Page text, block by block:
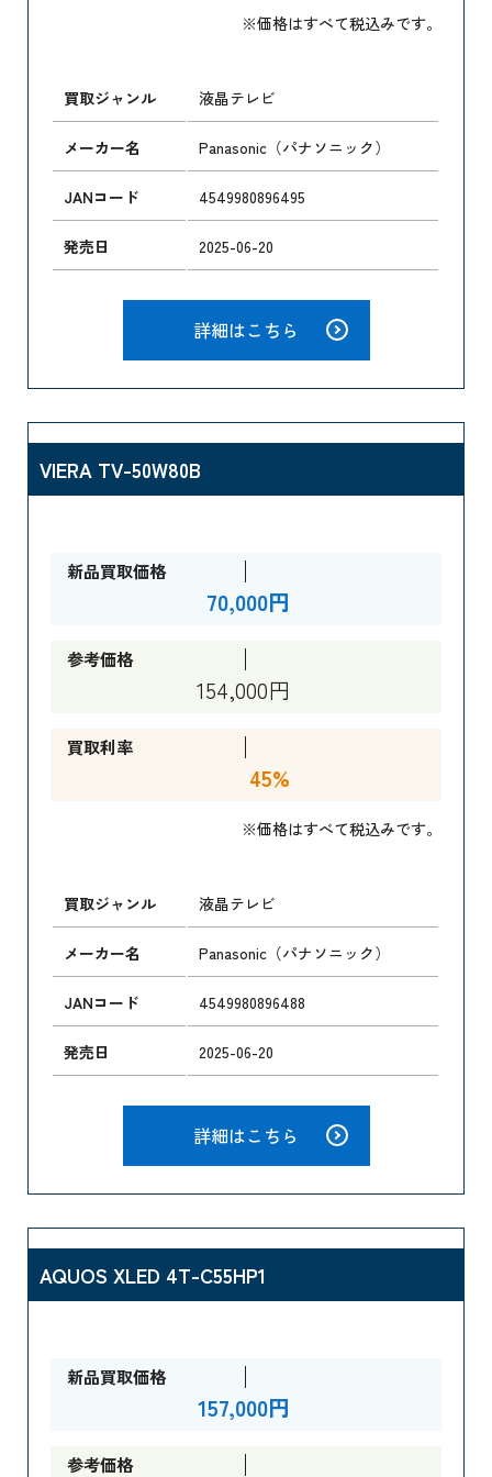
※価格はすべて税込みです。
買取ジャンル 液晶テレビ
メーカー名 Panasonic（パナソニック）
JANコード 4549980896495
発売日 2025-06-20
詳細はこちら
VIERA TV-50W80B
新品買取価格
70,000円
参考価格
154,000円
買取利率
45%
※価格はすべて税込みです。
買取ジャンル 液晶テレビ
メーカー名 Panasonic（パナソニック）
JANコード 4549980896488
発売日 2025-06-20
詳細はこちら
AQUOS XLED 4T-C55HP1
新品買取価格
157,000円
参考価格